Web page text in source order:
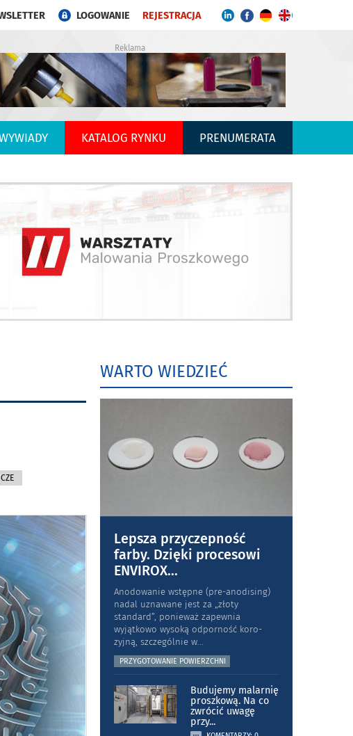
LOGOWANIE REJESTRACJA
Reklama
KATALOG RYNKU PRENUMERATA
WARTO WIEDZIEĆ
Lepsza przyczepność
farby. Dzięki procesowi
ENVIROX...
Anodowanie wstępne (pre-anodising)
nadal uznawane jest za „złoty
standard”, ponieważ zapewnia
wyjątkowo wysoką odporność koro­
zyjną, szczególnie w...
PRZYGOTOWANIE POWIERZCHNI
Budujemy malarnię
proszkową. Na co
zwrócić uwagę
przy...